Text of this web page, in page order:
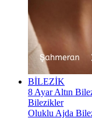
BİLEZİK
8 Ayar Altın
Bilezikler
Oluklu Ajda